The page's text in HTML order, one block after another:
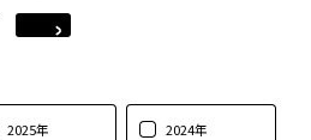
2025年 2024年